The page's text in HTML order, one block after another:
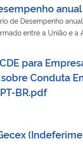
de Desempenho
entre a União e a
para
Conduta
BR.pdf